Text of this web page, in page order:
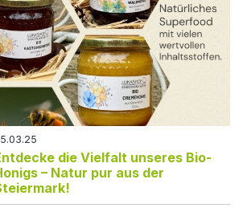
die Vielfalt unseres Bio-
– Natur pur aus der